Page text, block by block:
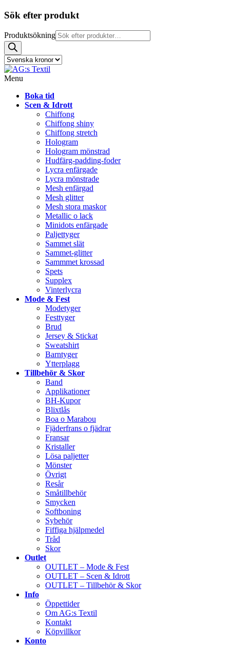
Sök efter produkt
Produktsökning
Menu
Boka tid
Scen & Idrott
Chiffong
Chiffong shiny
Chiffong stretch
Hologram
Hologram mönstrad
Hudfärg-padding-foder
Lycra enfärgade
Lycra mönstrade
Mesh enfärgad
Mesh glitter
Mesh stora maskor
Metallic o lack
Minidots enfärgade
Paljettyger
Sammet slät
Sammet-glitter
Sammmet krossad
Spets
Supplex
Vinterlycra
Mode & Fest
Modetyger
Festtyger
Brud
Jersey & Stickat
Sweatshirt
Barntyger
Ytterplagg
Tillbehör & Skor
Band
Applikationer
BH-Kupor
Blixtlås
Boa o Marabou
Fjäderfrans o fjädrar
Fransar
Kristaller
Lösa paljetter
Mönster
Övrigt
Resår
Småtillbehör
Smycken
Softboning
Sybehör
Fiffiga hjälpmedel
Tråd
Skor
Outlet
OUTLET – Mode & Fest
OUTLET – Scen & Idrott
OUTLET – Tillbehör & Skor
Info
Öppettider
Om AG:s Textil
Kontakt
Köpvillkor
Konto